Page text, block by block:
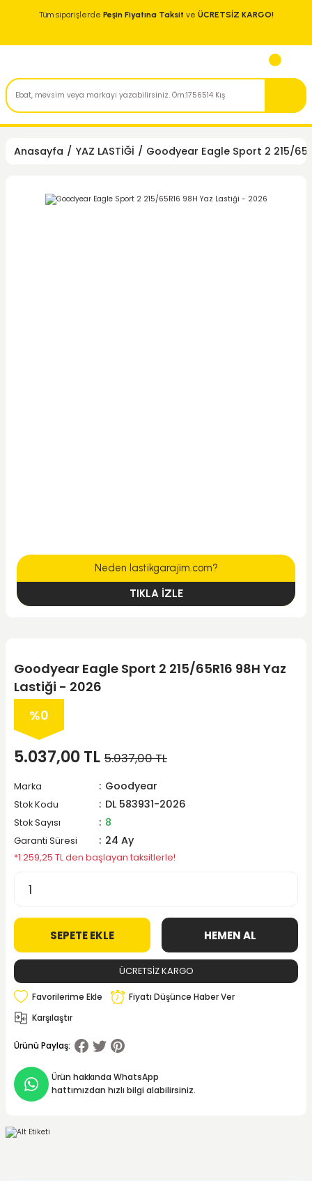
Tüm siparişlerde Peşin Fiyatına Taksit ve ÜCRETSİZ KARGO!
Anasayfa YAZ LASTİĞİ Goodyear Eagle Sport 2 215/
Neden lastikgarajim.com?
TIKLA İZLE
Goodyear Eagle Sport 2 215/65R16 98H Yaz
Lastiği - 2026
%0
5.037,00 TL 5.037,00 TL
Marka Goodyear
Stok Kodu DL 583931-2026
Stok Sayısı 8
Garanti Süresi 24 Ay
*1.259,25 TL den başlayan taksitlerle!
SEPETE EKLE HEMEN AL
ÜCRETSİZ KARGO
Fiyatı Düşünce Haber Ver
Karşılaştır
Ürünü Paylaş:
Ürün hakkında WhatsApp
hattımızdan hızlı bilgi alabilirsiniz.